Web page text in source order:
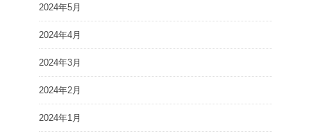
2024年5月
2024年4月
2024年3月
2024年2月
2024年1月